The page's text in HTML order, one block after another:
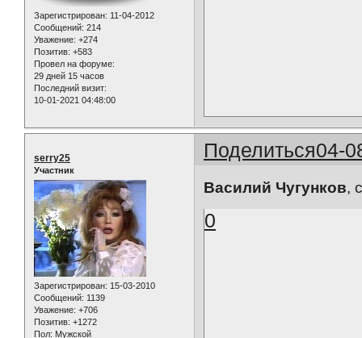
Зарегистрирован: 11-04-2012
Сообщений: 214
Уважение: +274
Позитив: +583
Провел на форуме:
29 дней 15 часов
Последний визит:
10-01-2021 04:48:00
Поделиться04-
serry25
Участник
Зарегистрирован: 15-03-2010
Сообщений: 1139
Уважение: +706
Позитив: +1272
Пол: Мужской
Василий Чугунков,
0